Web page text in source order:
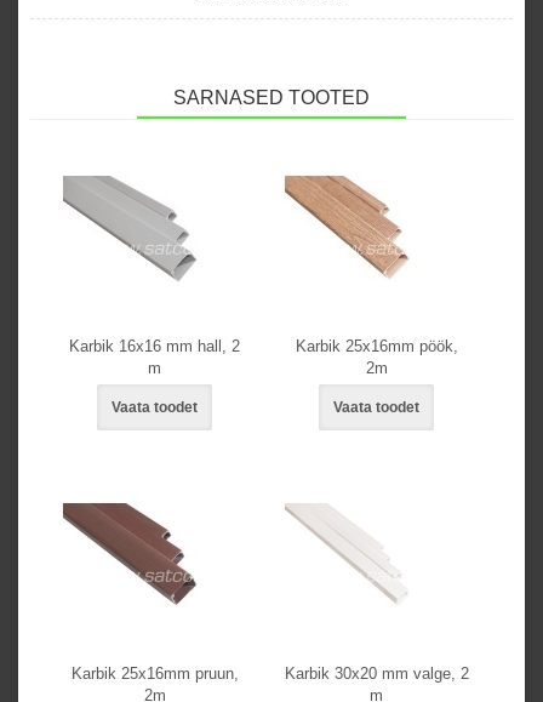
SARNASED TOOTED
Karbik 16x16 mm hall, 2
m
Vaata toodet
Karbik 25x16mm pöök,
2m
Vaata toodet
Karbik 25x16mm pruun,
2m
Karbik 30x20 mm valge, 2
m